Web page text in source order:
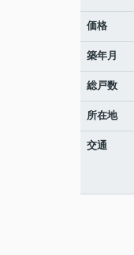
価格
築年月
総戸数
所在地
交通